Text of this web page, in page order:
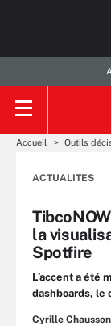
Accueil Outils
ACTUALITES
la
Spotfire
L’accent a été
dashboards, le
Cyrille